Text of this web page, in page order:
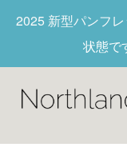
2025 新型パンフ
状態で
Home